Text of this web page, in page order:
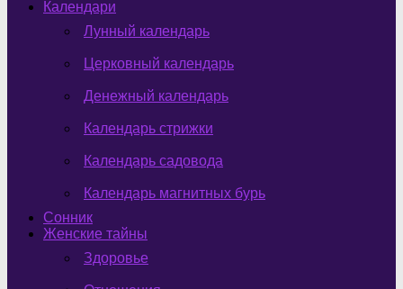
Календари
Лунный календарь
Церковный календарь
Денежный календарь
Календарь стрижки
Календарь садовода
Календарь магнитных бурь
Сонник
Женские тайны
Здоровье